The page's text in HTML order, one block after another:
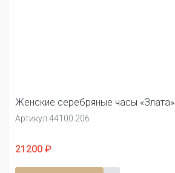
Женские серебряные часы «Злата»
Артикул:44100.206
21200 ₽